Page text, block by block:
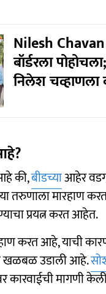
Nilesh
बॉर्डरला
निलेश
की,बीडच्याआहेर
तरुणाला मारहाण
प्रयत्न करत आहेत.
करत आहे, याची
खळबळ उडाली आहे.
कारवाईची मागणी